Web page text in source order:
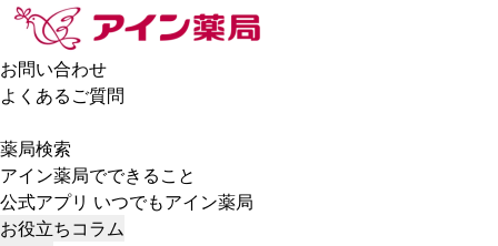
お問い合わせ
よくあるご質問
薬局検索
アイン薬局でできること
公式アプリ いつでもアイン薬局
お役立ちコラム